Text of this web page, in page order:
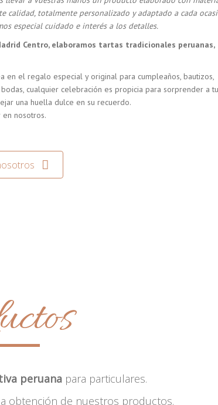
calidad, totalmente personalizado y adaptado a cada
especial cuidado e interés a los detalles.
Centro, elaboramos tartas tradicionales peruanas,
en el regalo especial y original para cumpleaños, bautizos,
cualquier celebración es propicia para sorprender a
una huella dulce en su recuerdo.
en nosotros.
peruana para particulares.
obtención de nuestros productos.